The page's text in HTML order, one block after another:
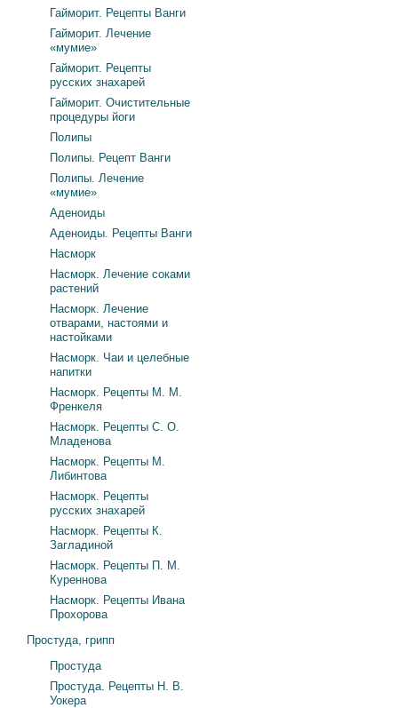
Гайморит. Рецепты Ванги
Гайморит. Лечение
«мумие»
Гайморит. Рецепты
русских знахарей
Гайморит. Очистительные
процедуры йоги
Полипы
Полипы. Рецепт Ванги
Полипы. Лечение
«мумие»
Аденоиды
Аденоиды. Рецепты Ванги
Насморк
Насморк. Лечение соками
растений
Насморк. Лечение
отварами, настоями и
настойками
Насморк. Чаи и целебные
напитки
Насморк. Рецепты М. М.
Френкеля
Насморк. Рецепты С. О.
Младенова
Насморк. Рецепты М.
Либинтова
Насморк. Рецепты
русских знахарей
Насморк. Рецепты К.
Загладиной
Насморк. Рецепты П. М.
Куреннова
Насморк. Рецепты Ивана
Прохорова
Простуда, грипп
Простуда
Простуда. Рецепты Н. В.
Уокера